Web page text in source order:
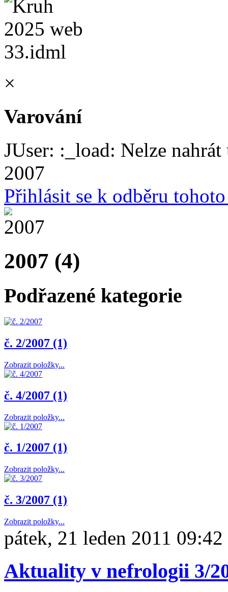
×
Varování
JUser: :_load: Nelze
2007
Přihlásit se k odběru
2007 (4)
Podřazené kategorie
č. 2/2007 (1)
Zobrazit položky...
č. 4/2007 (1)
Zobrazit položky...
č. 1/2007 (1)
Zobrazit položky...
č. 3/2007 (1)
Zobrazit položky...
pátek, 21 leden 2011 09:42
Aktuality v nefrologii 3/